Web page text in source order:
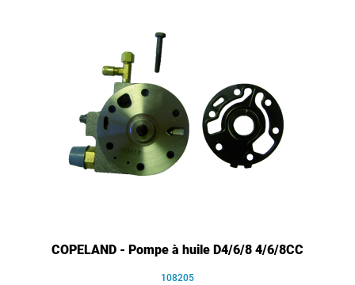
COPELAND - Pompe à huile D4/6/8 4/6/8CC
108205